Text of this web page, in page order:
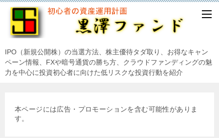
IPO（新規公開株）の当選方法、株主優待タダ取り、お得なキャン
ペーン情報、FXや暗号通貨の勝ち方、クラウドファンディングの魅
力を中心に投資初心者に向けた低リスクな投資行動を紹介
本ページには広告・プロモーションを含む可能性がありま
す。